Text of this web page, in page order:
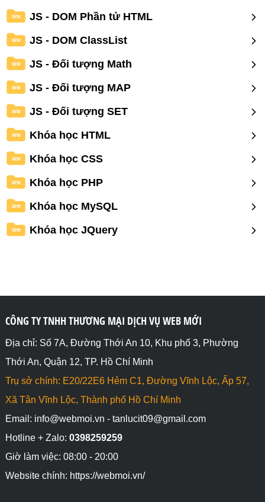
WM JS - DOM Phần tử HTML
WM JS - DOM ClassList
WM JS - Đối tượng Math
WM JS - Đối tượng MAP
WM JS - Đối tượng SET
WM Khóa học HTML
WM Khóa học CSS
WM Khóa học PHP
WM Khóa học MySQL
WM Khóa học JQuery
CÔNG TY TNHH THƯƠNG MẠI DỊCH VỤ WEB MỚI
Địa chỉ: Số 7A, Đường Thới An 10, Khu phố 3, Phường
Thới An, Quận 12, TP. Hồ Chí Minh
Trụ sở chính: E20/22E6 Hẻm C1, Đường Vĩnh Lộc, Ấp 57,
Xã Tân Vĩnh Lộc, Thành phố Hồ Chí Minh
Email: info@webmoi.vn - tanlucit09@gmail.com
Hotline + Zalo: 0398259259
Giờ làm việc: 08:00 - 20:00
Website chính: https://webmoi.vn/